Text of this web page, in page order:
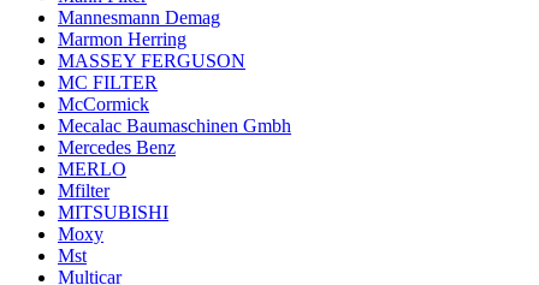
Mannesmann Demag
Marmon Herring
MASSEY FERGUSON
MC FILTER
McCormick
Mecalac Baumaschinen Gmbh
Mercedes Benz
MERLO
Mfilter
MITSUBISHI
Moxy
Mst
Multicar